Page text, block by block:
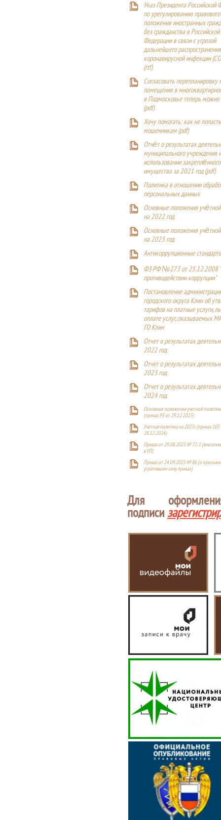
Указ Президента Российской
по урегулированию правового
положения иностранных
без гражданства в Российской
Федерации в связи с угрозой
дальнейшего
коронавирусной инфекции
(rtf)
Согласовать перепланировку
помещения в
в Подмосковье теперь можно
(pdf)
Хочу помогать: как не
мошенникам (pdf)
Отчёт о результатах
муниципального учреждения
использовании
имущества за 2021 год (pdf)
Политика в отношении
персональных данных
Основные положения
на 2022 год
Основные положения
на 2023 год
Антикоррупционные
ФЗ РФ №273 от 25.12.2008
противодействии коррупции"
Постановление
городского округа Клин об
тарифов на платные услуги,
оплате услуг, оказываемых
ГО Клин
Отчет о результатах
2022 год
Отчет о результатах
2023 год
Отчет о результатах
2024 год
Основные положения учетной
(приказ 95 от 29.12.2023)
Учетная политика на 2025г. (приказ 105
28.12.2024)
Приказ от 29.08.2025 № 72-1
в УП)
Приказ от 24.09.2025 № 86 (о
утратившим силу приказ)
Для
подписи